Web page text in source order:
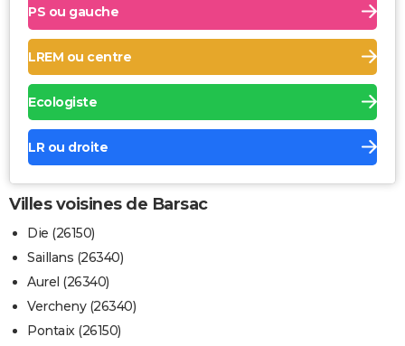
PS ou gauche
LREM ou centre
Ecologiste
LR ou droite
Villes voisines de Barsac
Die (26150)
Saillans (26340)
Aurel (26340)
Vercheny (26340)
Pontaix (26150)